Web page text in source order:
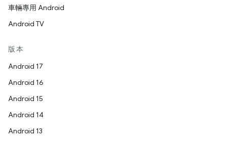
車輛專用 Android
Android TV
版本
Android 17
Android 16
Android 15
Android 14
Android 13